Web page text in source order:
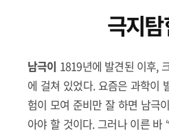
극지
남극이 1819년에 발견된 이후,
에 걸쳐 있었다. 요즘은 과학이
험이 모여 준비만 잘 하면 남극
아야 할 것이다. 그러나 이른 바